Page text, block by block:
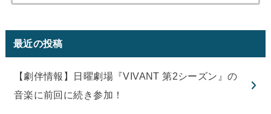
最近の投稿
【劇伴情報】日曜劇場『VIVANT 第2シーズン』の
音楽に前回に続き参加！